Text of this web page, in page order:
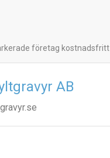
företag kostnadsfritt
AB